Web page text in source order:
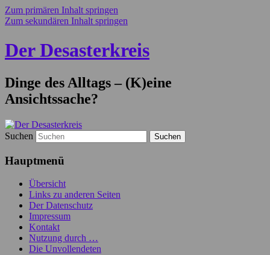
Zum primären Inhalt springen
Zum sekundären Inhalt springen
Der Desasterkreis
Dinge des Alltags – (K)eine
Ansichtssache?
Suchen
Hauptmenü
Übersicht
Links zu anderen Seiten
Der Datenschutz
Impressum
Kontakt
Nutzung durch …
Die Unvollendeten